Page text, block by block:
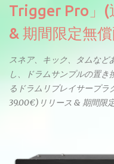
Trigger Pro」(
& 期間限定無償
スネア、キック、タムなど
し、ドラムサンプルの置
るドラムリプレイサープ
39.00€)リリース & 期間限